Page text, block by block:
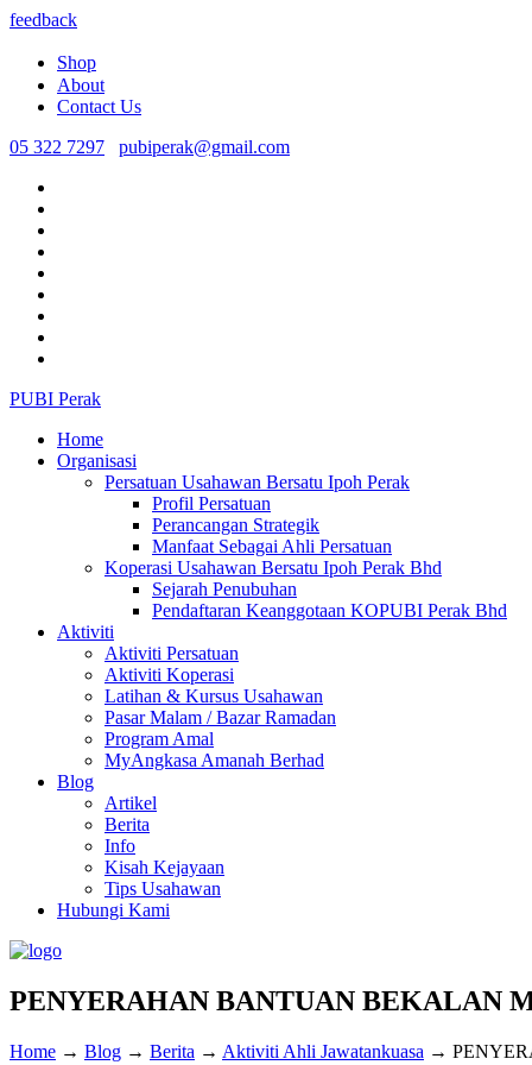
feedback
Shop
About
Contact Us
05 322 7297
pubiperak@gmail.com
PUBI Perak
Home
Organisasi
Persatuan Usahawan Bersatu Ipoh Perak
Profil Persatuan
Perancangan Strategik
Manfaat Sebagai Ahli Persatuan
Koperasi Usahawan Bersatu Ipoh Perak Bhd
Sejarah Penubuhan
Pendaftaran Keanggotaan KOPUBI Perak Bhd
Aktiviti
Aktiviti Persatuan
Aktiviti Koperasi
Latihan & Kursus Usahawan
Pasar Malam / Bazar Ramadan
Program Amal
MyAngkasa Amanah Berhad
Blog
Artikel
Berita
Info
Kisah Kejayaan
Tips Usahawan
Hubungi Kami
PENYERAHAN BANTUAN BEKALAN
Home → Blog → Berita → Aktiviti Ahli Jawatankuasa →